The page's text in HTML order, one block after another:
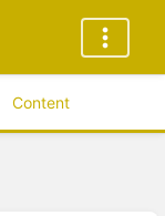
Content